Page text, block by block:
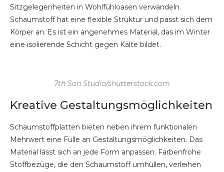
Sitzgelegenheiten in Wohlfühloasen verwandeln.
Schaumstoff hat eine flexible Struktur und passt sich dem
Körper an. Es ist ein angenehmes Material, das im Winter
eine isolierende Schicht gegen Kälte bildet.
7th Son Studio/shutterstock.com
Kreative Gestaltungsmöglichkeiten
Schaumstoffplatten bieten neben ihrem funktionalen
Mehrwert eine Fülle an Gestaltungsmöglichkeiten. Das
Material lässt sich an jede Form anpassen. Farbenfrohe
Stoffbezüge, die den Schaumstoff umhüllen, verleihen